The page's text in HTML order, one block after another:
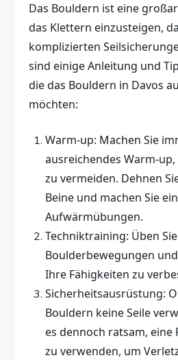
Das Bouldern ist eine
das Klettern einzusteigen,
komplizierten
sind einige Anleitung und
die das Bouldern in Davos
möchten:
Warm-up: Machen Sie
ausreichendes Warm-
zu vermeiden. Dehnen
Beine und machen Sie
Aufwärmübungen.
Techniktraining: Üben
Boulderbewegungen
Ihre Fähigkeiten zu
Sicherheitsausrüstung:
Bouldern keine Seile
es dennoch ratsam, eine
zu verwenden, um